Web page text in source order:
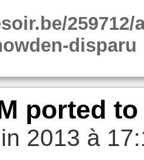
disparu
ported
2013 à